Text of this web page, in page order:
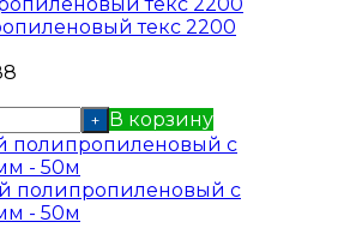
текс 2200
+ В корзину
полипропиленовый с
- 50м